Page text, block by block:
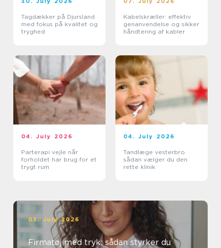
Tagdækker på Djursland
med fokus på kvalitet og
tryghed
Kabelskræller: effektiv
genanvendelse og sikker
håndtering af kabler
04. July 2026
Parterapi vejle når
forholdet har brug for et
trygt rum
04. July 2026
Tandlæge vesterbro
sådan vælger du den
rette klinik
03. July 2026
Firmatøj med tryk: sådan styrker du